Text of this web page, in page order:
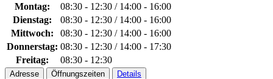
Montag:
08:30 - 12:30 / 14:00 - 16:00
Dienstag:
08:30 - 12:30 / 14:00 - 16:00
Mittwoch:
08:30 - 12:30 / 14:00 - 16:00
Donnerstag: 08:30 - 12:30 / 14:00 - 17:30
Freitag:
08:30 - 12:30
Adresse Öffnungszeiten Details